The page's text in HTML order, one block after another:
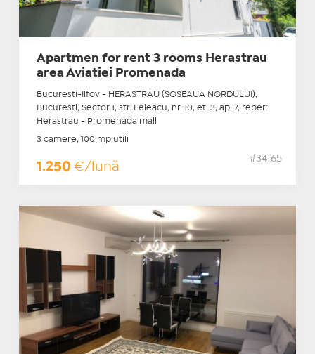
Apartmen for rent 3 rooms Herastrau
area Aviatiei Promenada
Bucuresti-Ilfov - HERASTRAU (SOSEAUA NORDULUI),
Bucuresti, Sector 1, str. Feleacu, nr. 10, et. 3, ap. 7, reper:
Herastrau - Promenada mall
3 camere, 100 mp utili
1.250 €/lună
#34165